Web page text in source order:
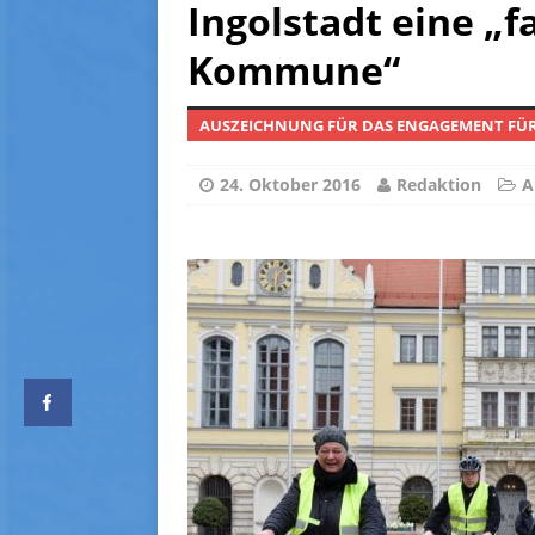
[ 14. Juni 2026 ]
Preise
[ 24. August 2025 ]
[ 2. August 2026 ] Entgelte
Ingolstadt eine
Kommune“
AUSZEICHNUNG FÜR DAS ENGAGEMENT
24. Oktober 2016 Redaktion